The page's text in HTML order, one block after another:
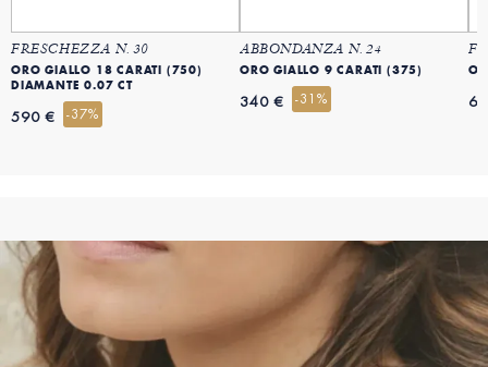
FRESCHEZZA N. 30
ORO GIALLO 18 CARATI (750)
DIAMANTE 0.07 CT
590 € -37%
ABBONDANZA N. 24
ORO GIALLO 9 CARATI (375)
340 € -31%